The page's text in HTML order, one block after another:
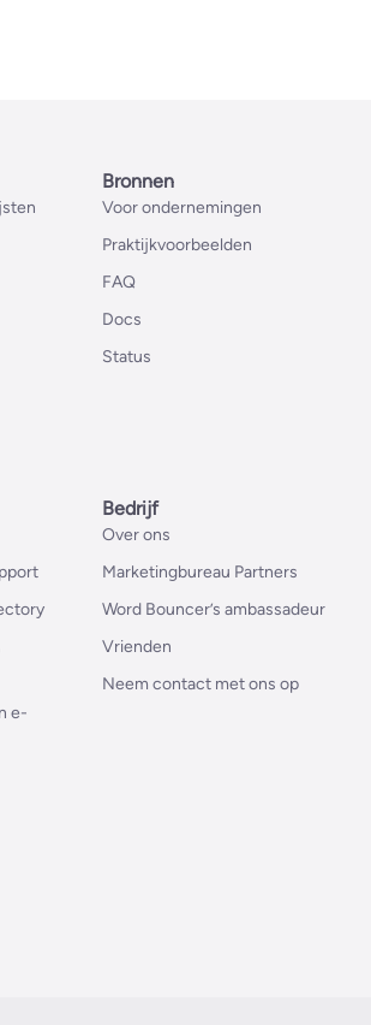
Bronnen
Voor ondernemingen
Praktijkvoorbeelden
FAQ
Docs
Status
e-
Bedrijf
Over ons
Marketingbureau Partners
Word Bouncer’s ambassadeur
Vrienden
Neem contact met ons op